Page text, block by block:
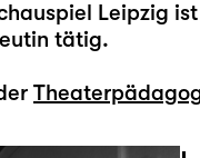
Leipzig
tätig.